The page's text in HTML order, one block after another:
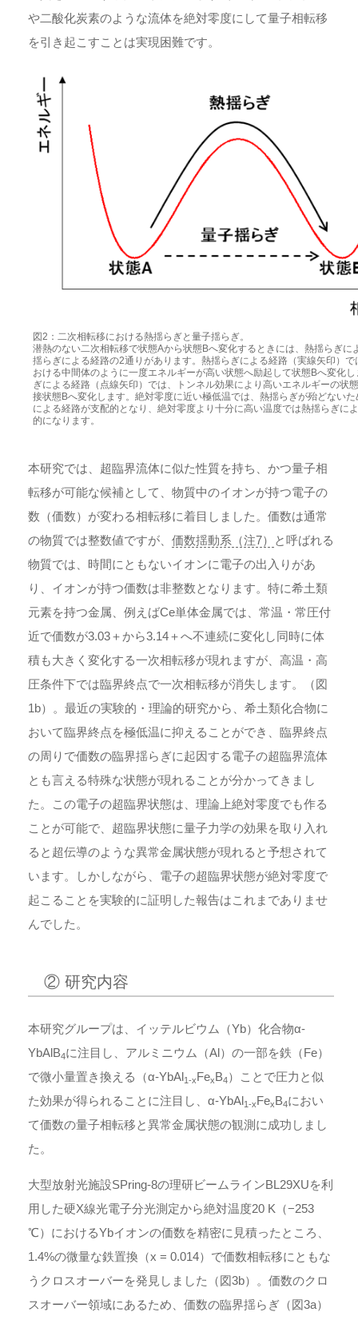
や二酸化炭素のような流体を絶対零度にして量子相転移
を引き起こすことは実現困難です。
図2：二次相転移における熱揺らぎと量子揺らぎ。
潜熱のない二次相転移で状態Aから状態Bへ変化するときには、熱揺らぎに
揺らぎによる経路の2通りがあります。熱揺らぎによる経路（実線矢印）で
おける中間体のように一度エネルギーが高い状態へ励起して状態Bへ変化
ぎによる経路（点線矢印）では、トンネル効果により高いエネルギーの状
接状態Bへ変化します。絶対零度に近い極低温では、熱揺らぎが殆どない
による経路が支配的となり、絶対零度より十分に高い温度では熱揺らぎに
的になります。
本研究では、超臨界流体に似た性質を持ち、かつ量子相
転移が可能な候補として、物質中のイオンが持つ電子の
数（価数）が変わる相転移に着目しました。価数は通常
の物質では整数値ですが、 価数揺動系（注7）
と呼ばれる
物質では、時間にともないイオンに電子の出入りがあ
り、イオンが持つ価数は非整数となります。特に希土類
元素を持つ金属、例えばCe単体金属では、常温・常圧付
近で価数が3.03＋から3.14＋へ不連続に変化し同時に体
積も大きく変化する一次相転移が現れますが、高温・高
圧条件下では臨界終点で一次相転移が消失します。（図
1b）。最近の実験的・理論的研究から、希土類化合物に
おいて臨界終点を極低温に抑えることができ、臨界終点
の周りで価数の臨界揺らぎに起因する電子の超臨界流体
とも言える特殊な状態が現れることが分かってきまし
た。この電子の超臨界状態は、理論上絶対零度でも作る
ことが可能で、超臨界状態に量子力学の効果を取り入れ
ると超伝導のような異常金属状態が現れると予想されて
います。しかしながら、電子の超臨界状態が絶対零度で
起こることを実験的に証明した報告はこれまでありませ
んでした。
② 研究内容
本研究グループは、イッテルビウム（Yb）化合物α-
YbAlB4に注目し、アルミニウム（Al）の一部を鉄（Fe）
で微小量置き換える（α-YbAl1-xFexB4）ことで圧力と似
た効果が得られることに注目し、α-YbAl1-xFexB4におい
て価数の量子相転移と異常金属状態の観測に成功しまし
た。
大型放射光施設SPring-8の理研ビームラインBL29XUを利
用した硬X線光電子分光測定から絶対温度20 K（−253
℃）におけるYbイオンの価数を精密に見積ったところ、
1.4%の微量な鉄置換（x = 0.014）で価数相転移にともな
うクロスオーバーを発見しました（図3b）。価数のクロ
スオーバー領域にあるため、価数の臨界揺らぎ（図3a）